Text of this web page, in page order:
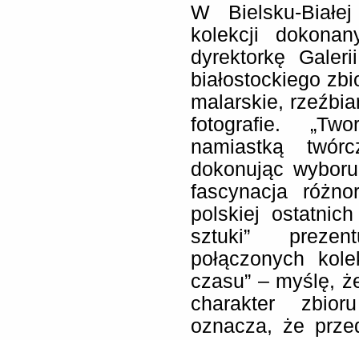
W Bielsku-
kolekcji
dyrektorkę
białostockiego
malarskie,
fotografie.
namiastką
dokonując
fascynacja
polskiej
sztuki”
połączonych
czasu” – myślę,
charakter
oznacza, że